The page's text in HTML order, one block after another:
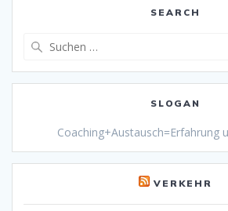
SEARCH
SLOGAN
Coaching+Austausch=Erfahrung
VERKEHR